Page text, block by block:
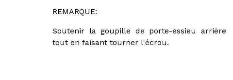
REMARQUE:
Soutenir la goupille de porte-essieu arrière
tout en faisant tourner l'écrou.